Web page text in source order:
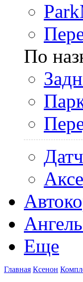
По
Еще
Главная Ксенон